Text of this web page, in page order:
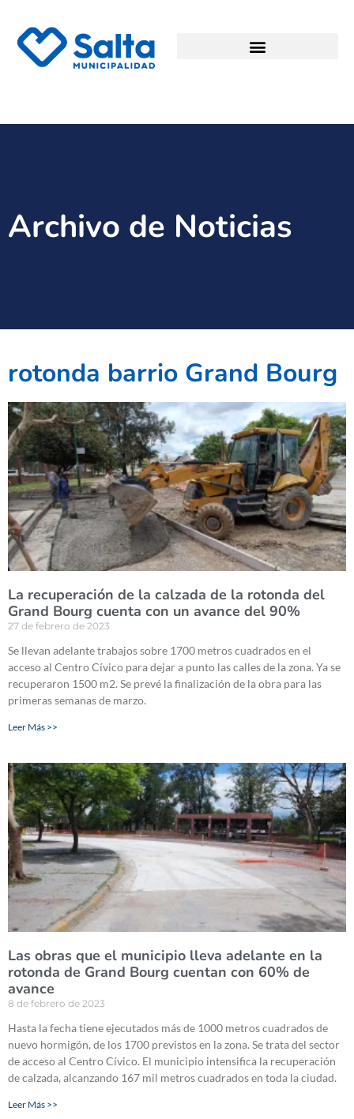
Archivo de Noticias
rotonda barrio Grand Bourg
La recuperación de la calzada de la rotonda del
Grand Bourg cuenta con un avance del 90%
27 de febrero de 2023
Se llevan adelante trabajos sobre 1700 metros cuadrados en el
acceso al Centro Cívico para dejar a punto las calles de la zona. Ya se
recuperaron 1500 m2. Se prevé la finalización de la obra para las
primeras semanas de marzo.
Leer Más >>
Las obras que el municipio lleva adelante en la
rotonda de Grand Bourg cuentan con 60% de
avance
8 de febrero de 2023
Hasta la fecha tiene ejecutados más de 1000 metros cuadrados de
nuevo hormigón, de los 1700 previstos en la zona. Se trata del sector
de acceso al Centro Cívico. El municipio intensifica la recuperación
de calzada, alcanzando 167 mil metros cuadrados en toda la ciudad.
Leer Más >>